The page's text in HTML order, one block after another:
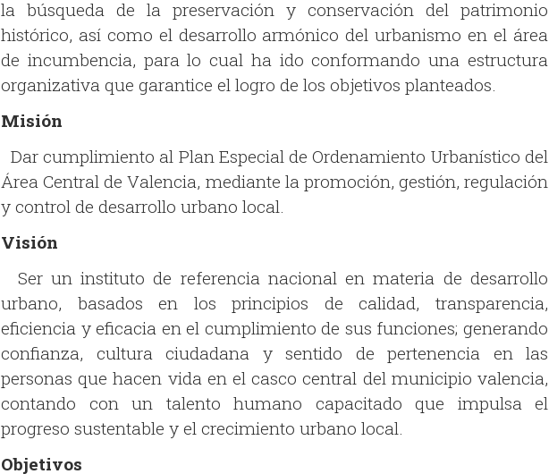
la búsqueda de la preservación y conservación del patrimonio
histórico, así como el desarrollo armónico del urbanismo en el área
de incumbencia, para lo cual ha ido conformando una estructura
organizativa que garantice el logro de los objetivos planteados.
Misión
Dar cumplimiento al Plan Especial de Ordenamiento Urbanístico del
Área Central de Valencia, mediante la promoción, gestión, regulación
y control de desarrollo urbano local.
Visión
Ser un instituto de referencia nacional en materia de desarrollo
urbano, basados en los principios de calidad, transparencia,
eficiencia y eficacia en el cumplimiento de sus funciones; generando
confianza, cultura ciudadana y sentido de pertenencia en las
personas que hacen vida en el casco central del municipio valencia,
contando con un talento humano capacitado que impulsa el
progreso sustentable y el crecimiento urbano local.
Objetivos